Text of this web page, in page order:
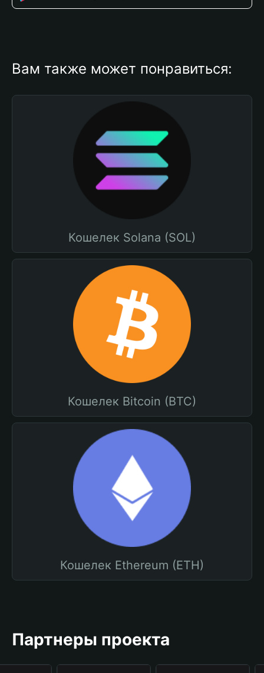
Вам также может понравиться:
Кошелек Solana (SOL)
Кошелек Bitcoin (BTC)
Кошелек Ethereum (ETH)
Партнеры проекта